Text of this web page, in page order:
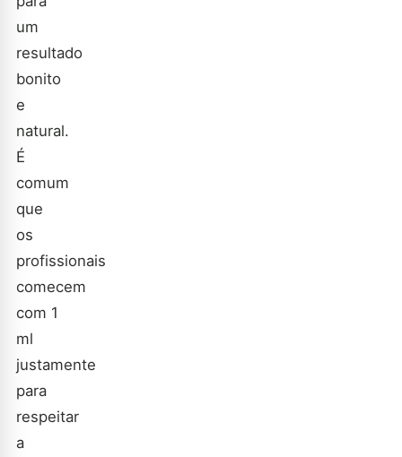
um
resultado
bonito
e
natural.
É
comum
que
os
profissionais
comecem
com 1
ml
justamente
para
respeitar
a